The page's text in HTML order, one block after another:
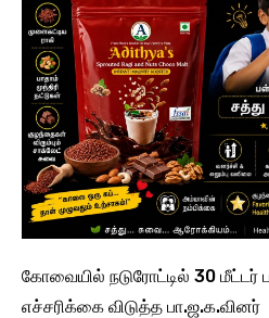
கோவையில் நடுரோட்டில் 30 மீட்டர்
எச்சரிக்கை விடுத்த பா.ஜ.க.வினர்